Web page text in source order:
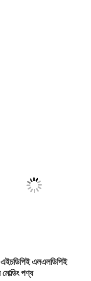
এলএলডিপিই
পণ্য